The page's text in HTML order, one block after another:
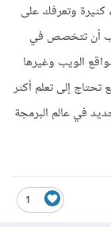
وتعرفك على
أن تتخصص في
الويب وغيرها
إلى تعلم أكثر
في عالم البرمجة
1